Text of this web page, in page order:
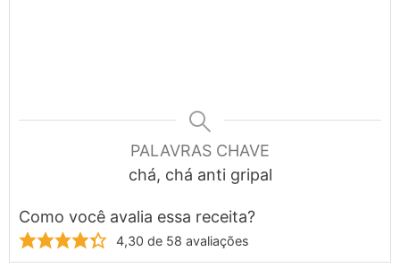
PALAVRAS CHAVE
chá, chá anti gripal
Como você avalia essa receita?
4,30 de 58 avaliações